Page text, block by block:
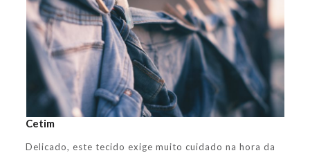
Cetim
Delicado, este tecido exige muito cuidado na hora da